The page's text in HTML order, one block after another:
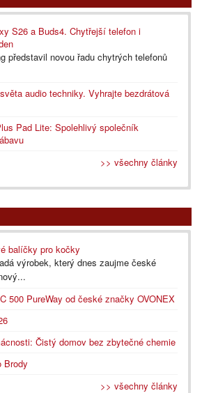
S26 a Buds4. Chytřejší telefon i
představil novou řadu chytrých telefonů
audio techniky. Vyhrajte bezdrátová
Pad Lite: Spolehlivý společník
>> všechny články
balíčky pro kočky
výrobek, který dnes zaujme české
500 PureWay od české značky OVONEX
Čistý domov bez zbytečné chemie
Brody
>> všechny články